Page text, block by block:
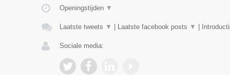
Openingstijden ▼
Laatste tweets ▼ Laatste facebook posts ▼
Sociale media: